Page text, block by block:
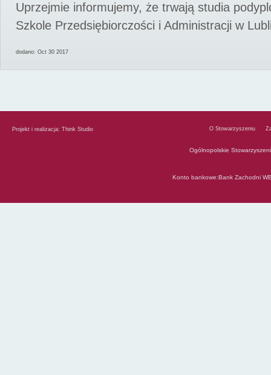
Uprzejmie informujemy, że trwają studia
Szkole Przedsiębiorczości i Administracji w
dodano: Oct 30 2017
Projekt i realizacja: Think Studio O Stowarzyszeniu
Ogólnopolskie
Konto bankowe:Bank Zachodni